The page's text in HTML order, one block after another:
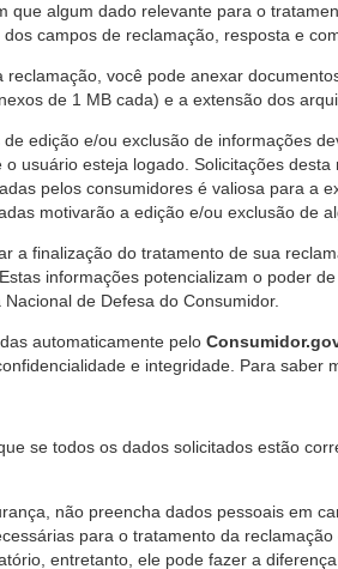
que algum dado relevante para o
campos de reclamação, resposta e
reclamação, você pode anexar
de 1 MB cada) e a extensão dos
de edição e/ou exclusão de informações
usuário esteja logado. Solicitações
pelos consumidores é valiosa para a
motivarão a edição e/ou exclusão de
a finalização do tratamento de sua
informações potencializam o poder
de Defesa do Consumidor.
automaticamente pelo
e integridade. Para
se todos os dados solicitados estão
não preencha dados pessoais em
para o tratamento da
entretanto, ele pode fazer a